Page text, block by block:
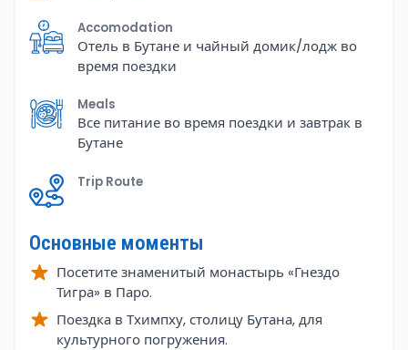
Accomodation
Отель в Бутане и чайный домик/лодж во
время поездки
Meals
Все питание во время поездки и завтрак в
Бутане
Trip Route
Основные моменты
Посетите знаменитый монастырь «Гнездо
Тигра» в Паро.
Поездка в Тхимпху, столицу Бутана, для
культурного погружения.